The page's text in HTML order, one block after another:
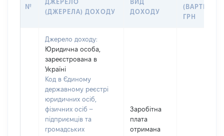
№
ДЖЕРЕЛО
(ДЖЕРЕЛА) ДОХОДУ
ВИД
ДОХОДУ
(ВАРТІСТЬ),
ГРН
Джерело доходу:
Юридична особа,
зареєстрована в
Україні
Код в Єдиному
державному реєстрі
юридичних осіб,
фізичних осіб –
підприємців та
громадських
Заробітна
плата
отримана